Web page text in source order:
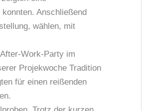
Anschließend
wählen, mit
Work-Party im
Projekwoche Tradition
für einen reißenden